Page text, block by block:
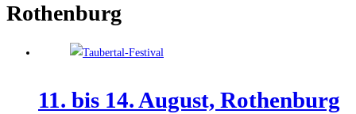
Rothenburg
11. bis 14. August, Rothen­burg